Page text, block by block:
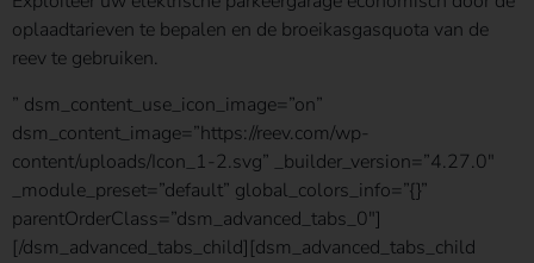
oplaadtarieven te bepalen en de broeikasgasquota van de
reev te gebruiken.
” dsm_content_use_icon_image=”on”
dsm_content_image=”https://reev.com/wp-
content/uploads/Icon_1-2.svg” _builder_version=”4.27.0″
_module_preset=”default” global_colors_info=”{}”
parentOrderClass=”dsm_advanced_tabs_0″]
[/dsm_advanced_tabs_child][dsm_advanced_tabs_child